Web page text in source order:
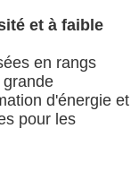
et à faible
en rangs
d'énergie et
pour les